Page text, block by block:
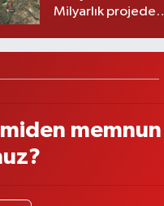
Milyarlık projede
memnun